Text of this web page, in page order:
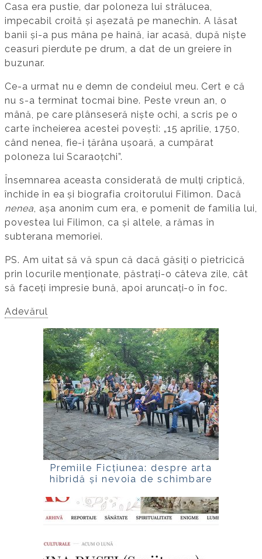
Casa era pustie, dar poloneza lui strălucea,
impecabil croită și așezată pe manechin. A lăsat
banii și-a pus mâna pe haină, iar acasă, după niște
ceasuri pierdute pe drum, a dat de un greiere în
buzunar.
Ce-a urmat nu e demn de condeiul meu. Cert e că
nu s-a terminat tocmai bine. Peste vreun an, o
mână, pe care plânseseră niște ochi, a scris pe o
carte încheierea acestei povești: „15 aprilie, 1750,
când nenea, fie-i țărâna ușoară, a cumpărat
poloneza lui Scaraoțchi”.
Însemnarea aceasta considerată de mulți criptică,
închide în ea și biografia croitorului Filimon. Dacă
nenea , așa anonim cum era, e pomenit de familia lui,
povestea lui Filimon, ca și altele, a rămas în
subterana memoriei.
PS. Am uitat să vă spun că dacă găsiți o pietricică
prin locurile menționate, păstrați-o câteva zile, cât
să faceți impresie bună, apoi aruncați-o în foc.
Adevărul
Premiile Ficțiunea: despre arta
hibridă și nevoia de schimbare